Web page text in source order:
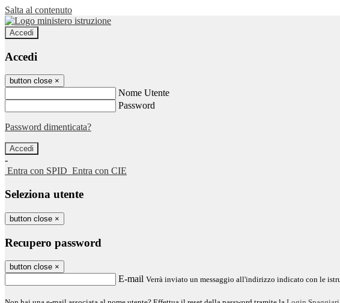
Salta al contenuto
Accedi
Accedi
button close ×
Nome Utente
Password
Password dimenticata?
-
Entra con SPID Entra con CIE
Seleziona utente
button close ×
Recupero password
button close ×
E-mail Verrà inviato un messaggio all'indirizzo indicato con le